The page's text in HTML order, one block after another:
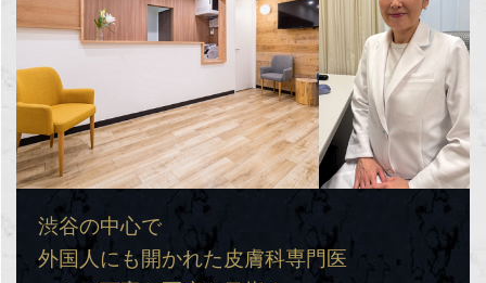
渋谷の中心で
外国人にも開かれた皮膚科専門医